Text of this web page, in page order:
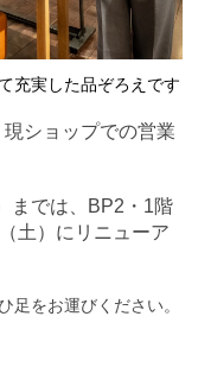
充実した品ぞろえです
ショップでの営業
までは、BP2・1階
土）にリニューア
足をお運びください。